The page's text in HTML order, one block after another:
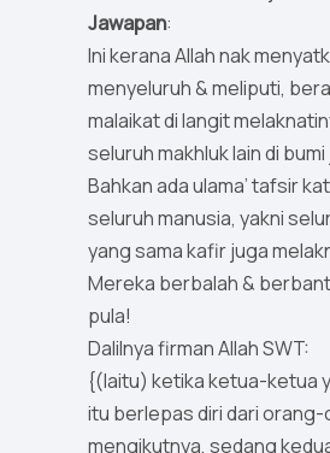
Jawapan:
Ini kerana Allah nak
menyeluruh & meliputi,
malaikat di langit
seluruh makhluk lain di
Bahkan ada ulama’ tafsir
seluruh manusia, yakni
yang sama kafir juga
Mereka berbalah &
pula!
Dalilnya firman Allah SWT:
{(Iaitu) ketika ketua-ketua
itu berlepas diri dari
mengikutnya, sedang